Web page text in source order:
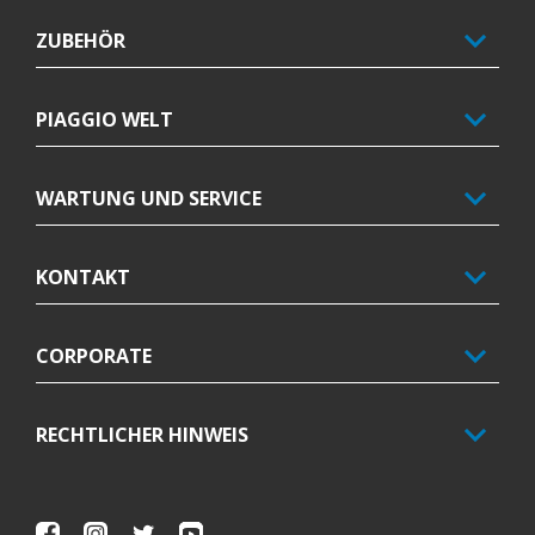
ZUBEHÖR
PIAGGIO WELT
WARTUNG UND SERVICE
KONTAKT
CORPORATE
RECHTLICHER HINWEIS